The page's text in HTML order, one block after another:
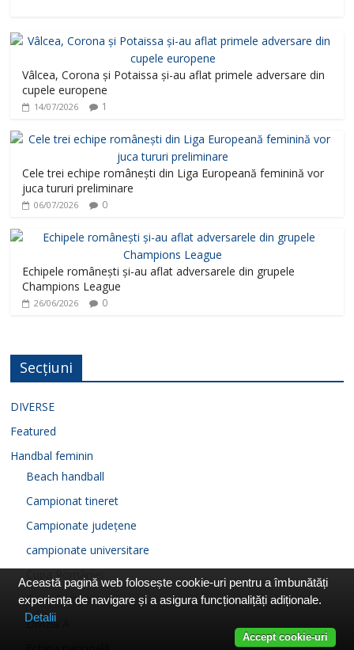
Vâlcea, Corona și Potaissa și-au aflat primele adversare din
cupele europene
14/07/2026 1
Cele trei echipe românești din Liga Europeană feminină vor
juca tururi preliminare
06/07/2026 0
Echipele românești și-au aflat adversarele din grupele
Champions League
26/06/2026 0
Secțiuni
DIVERSE
Featured
Handbal feminin
Beach handball
Campionat tineret
Campionate județene
campionate universitare
Cupa României
Cupe Europene
Divizia A
Această pagină web folosește cookie-uri pentru a îmbunătăți
experiența de navigare și a asigura funcționalițăți adiționale.
Detalii
Accept cookie-uri